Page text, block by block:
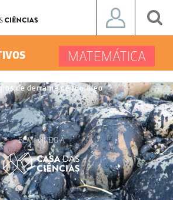
MATEMÁTICA
de derrame de fuelóleo
BEM-VINDO À